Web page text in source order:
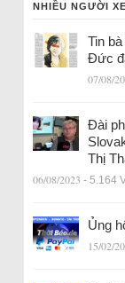
NHIỀU NGƯỜI
Tin
Đức
07/08/
Đài
Thị
06/08/2023 - 5.164
Ủng
15/02/